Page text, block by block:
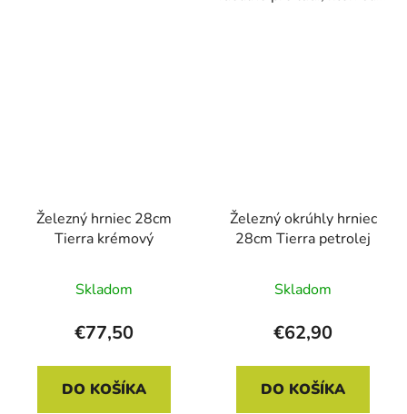
Železný hrniec 28cm
Tierra krémový
Skladom
€77,50
DO KOŠÍKA
Železný okrúhly hrniec
28cm Tierra petrolej
Skladom
€62,90
DO KOŠÍKA